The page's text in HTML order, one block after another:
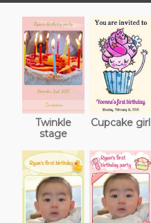
Twinkle
stage
Cupcake girl